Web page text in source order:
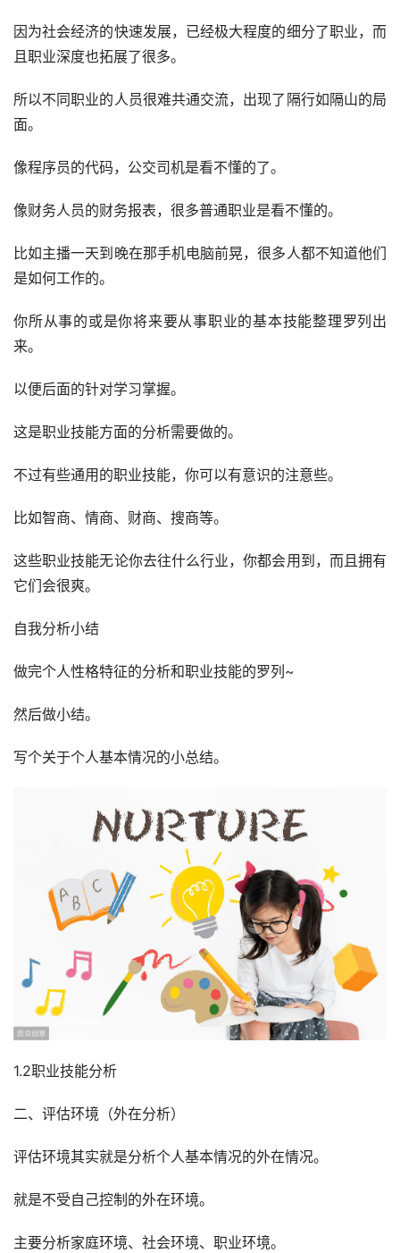
因为社会经济的快速发展，已经极大程度的细分了职业，而
且职业深度也拓展了很多。
所以不同职业的人员很难共通交流，出现了隔行如隔山的局
面。
像程序员的代码，公交司机是看不懂的了。
像财务人员的财务报表，很多普通职业是看不懂的。
比如主播一天到晚在那手机电脑前晃，很多人都不知道他们
是如何工作的。
你所从事的或是你将来要从事职业的基本技能整理罗列出
来。
以便后面的针对学习掌握。
这是职业技能方面的分析需要做的。
不过有些通用的职业技能，你可以有意识的注意些。
比如智商、情商、财商、搜商等。
这些职业技能无论你去往什么行业，你都会用到，而且拥有
它们会很爽。
自我分析小结
做完个人性格特征的分析和职业技能的罗列~
然后做小结。
写个关于个人基本情况的小总结。
1.2职业技能分析
二、评估环境（外在分析）
评估环境其实就是分析个人基本情况的外在情况。
就是不受自己控制的外在环境。
主要分析家庭环境、社会环境、职业环境。